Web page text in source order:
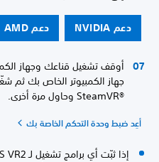
دعم NVIDIA دعم AMD
أوقف تشغيل قناعك وجهاز
جهاز الكمبيوتر الخاص بك ثم
SteamVR®‎ وحاول مرة أخرى.
أعِد ضبط وحدة التحكم الخاصة بك